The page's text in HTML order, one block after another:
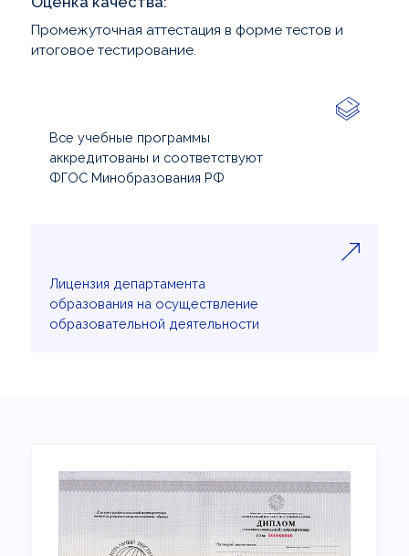
Промежуточная аттестация в форме тестов и
итоговое тестирование.
Все учебные программы
аккредитованы и соответствуют
ФГОС Минобразования РФ
Лицензия департамента
образования на осуществление
образовательной деятельности